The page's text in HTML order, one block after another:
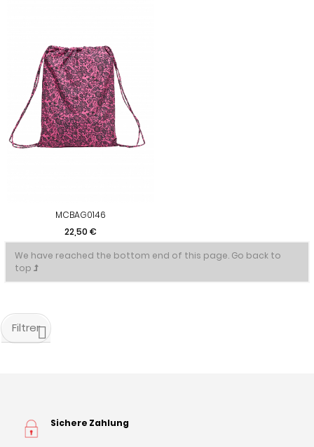
MCBAG0146
Preis
22,50 €
We have reached the bottom end of this page. Go back to
top
Filtrer
Sichere Zahlung